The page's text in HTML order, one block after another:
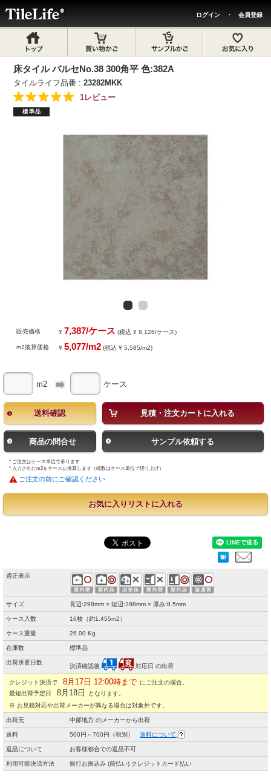
ログイン ・ 会員登録
床タイル バルセNo.38 300角平 色:382A
タイルライフ品番 :23282MKK
1レビュー
標準品
販売価格 ¥ 7,387/ケース (税込 ¥ 8,126/ケース)
m2換算価格 ¥5,077/m2 (税込 ¥ 5,585/m2)
m2 ケース
送料確認 見積・注文カートに入れる
商品の問合せ サンプル依頼する
* ご注文はケース単位で承ります
* 入力されたm2をケースに換算します（端数はケース単位で切り上げ）
ご注文の前にご確認ください
お気に入りリストに入れる
適正表示
サイズ 長辺:298mm × 短辺:298mm × 厚み:8.5mm
ケース入数 16枚（約1.455m2）
ケース重量 26.00 Kg
在庫数 標準品
出荷所要日数
決済確認後 対応日 の出荷
クレジット決済で 8月17日 12:00時まで にご注文の場合、
最短出荷予定日
8月18日
となります。
※ お見積対応や出荷メーカーが異なる場合は対象外です。
出荷元 中部地方 のメーカーから出荷
送料 500円～700円（税別） 送料について
返品について お客様都合での返品不可
利用可能決済方法 銀行お振込み (前払い) クレジットカード払い